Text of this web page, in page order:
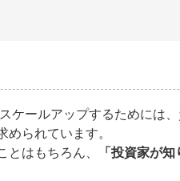
ケールアップするためには
られています。
はもちろん、
「投資家が